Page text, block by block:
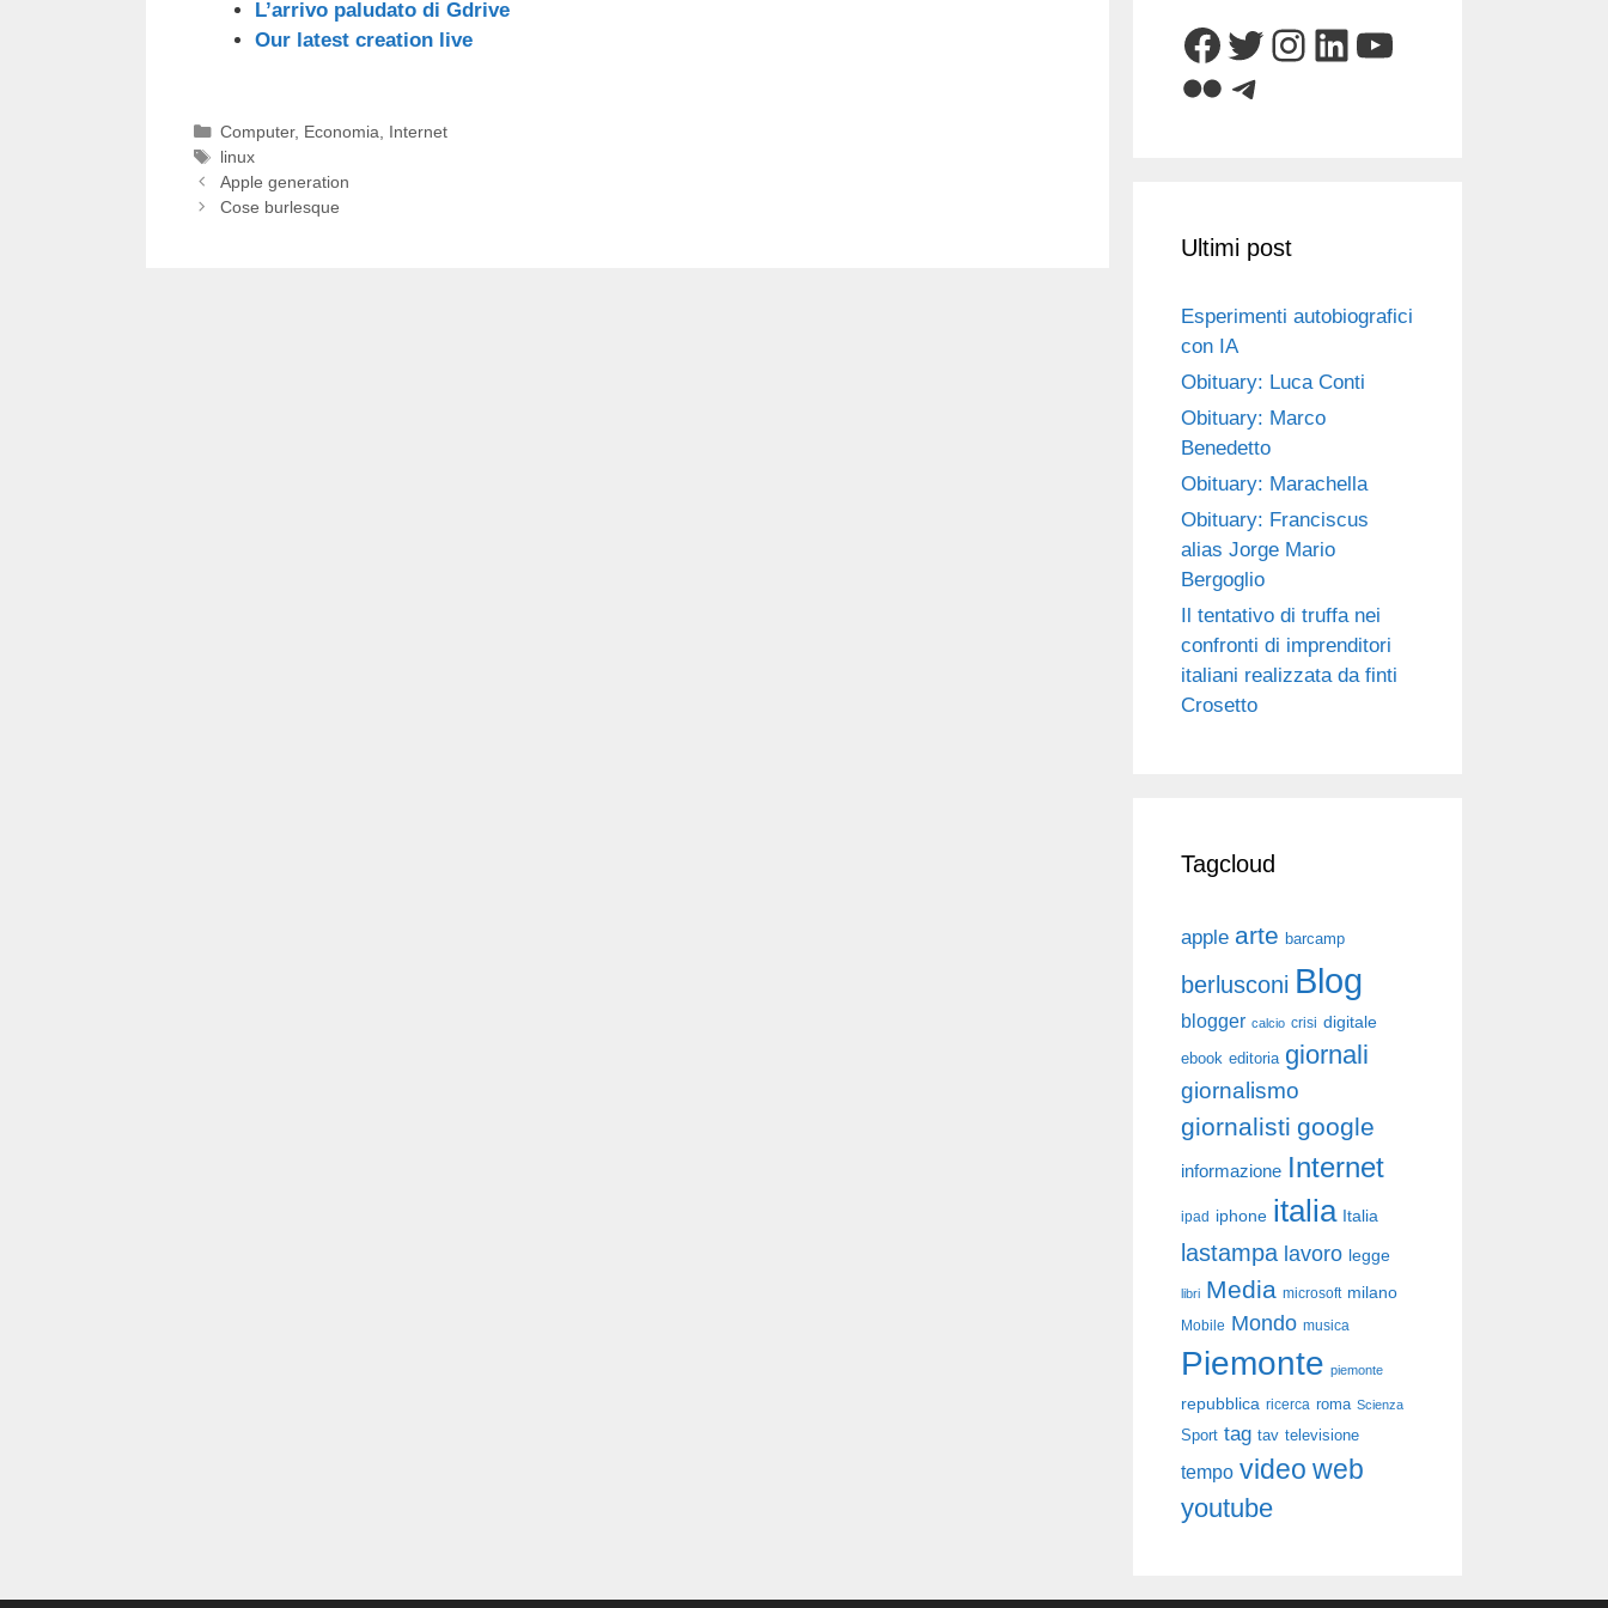
L’arrivo paludato di Gdrive
Our latest creation live
Categorie
Computer, Economia
Internet
Tag
linux
Apple generation
Cose burlesque
Facebook
Twitter
Instagram
LinkedIn
YouTube
FlickrTelegram
Ultimi post
Esperimenti autobiografici
con IA
Obituary: Luca Conti
Obituary: Marco
Benedetto
Obituary: Marachella
Obituary: Franciscus
alias Jorge Mario
Bergoglio
Il tentativo di truffa nei
confronti di imprenditori
italiani realizzata da finti
Crosetto
Tagcloud
apple arte barcamp
berlusconi Blog
blogger calcio crisi digitale
ebook editoria giornali
giornalismo
giornalisti google
informazione Internet
ipad iphone italia Italia
lastampa lavoro legge
libri Media microsoft milano
Mobile Mondo musica
Piemonte piemonte
repubblica ricerca roma Scienza
Sport tag tav televisione
tempo video web
youtube